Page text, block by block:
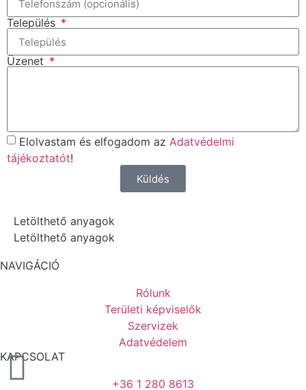
Település
Üzenet
Elolvastam és elfogadom az Adatvédelmi
tájékoztatót!
Küldés
Letölthető anyagok
Letölthető anyagok
NAVIGÁCIÓ
Rólunk
Területi képviselők
Szervizek
Adatvédelem
KAPCSOLAT
+36 1 280 8613